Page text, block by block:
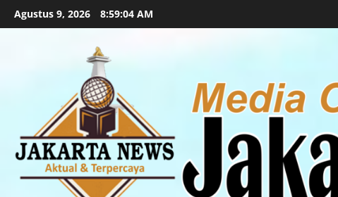
Agustus 9, 2026 8:59:06 AM